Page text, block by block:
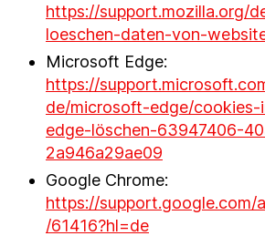
https://support.mozilla.org/
loeschen-daten-von-
Microsoft Edge:
https://
de/microsoft-edge/
edge-löschen-63947406-
2a946a29ae09
Google Chrome:
https://support.google.com/
/61416?hl=de